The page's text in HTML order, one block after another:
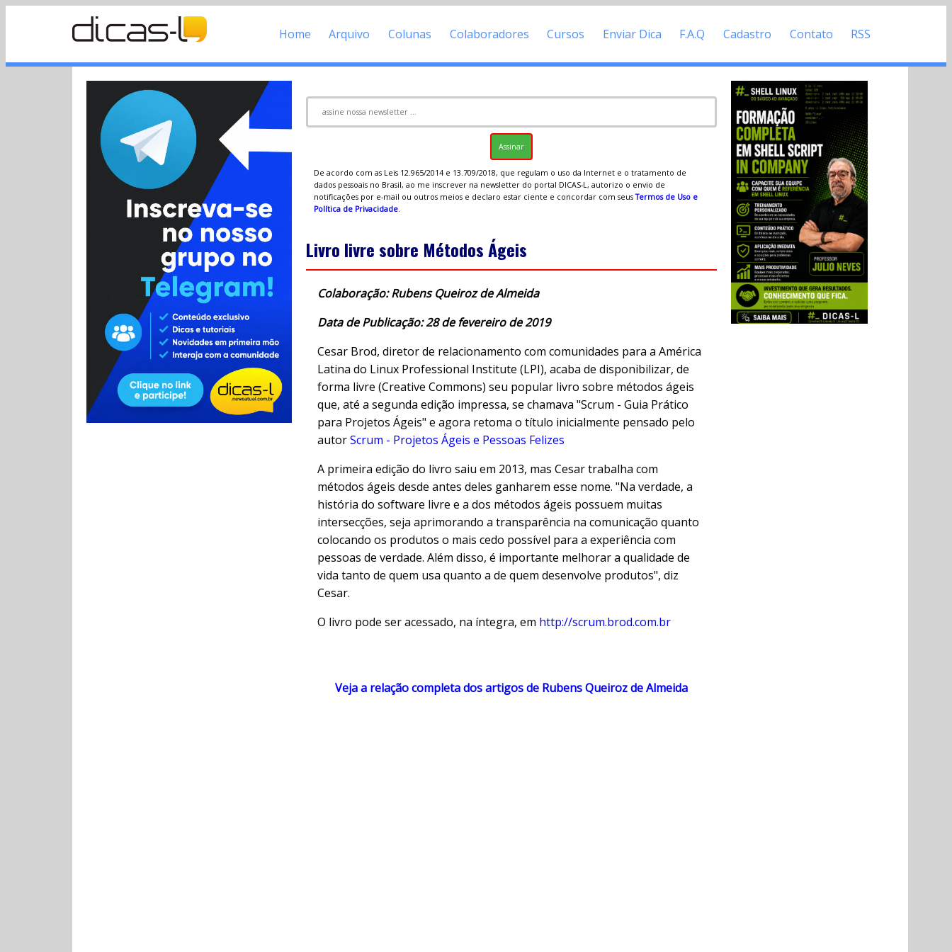
Home Arquivo Colunas Colaboradores Cursos Enviar Dica F.A.Q Cadastro Contato RSS
De acordo com as Leis 12.965/2014 e 13.709/2018, que regulam o uso da Internet e o tratamento de
dados pessoais no Brasil, ao me inscrever na newsletter do portal DICAS-L, autorizo o envio de
notificações por e-mail ou outros meios e declaro estar ciente e concordar com seusTermos de Uso e
Política de Privacidade.
Livro livre sobre Métodos Ágeis
Colaboração: Rubens Queiroz de Almeida
Data de Publicação: 28 de fevereiro de 2019
Cesar Brod, diretor de relacionamento com comunidades para a América
Latina do Linux Professional Institute (LPI), acaba de disponibilizar, de
forma livre (Creative Commons) seu popular livro sobre métodos ágeis
que, até a segunda edição impressa, se chamava "Scrum - Guia Prático
para Projetos Ágeis" e agora retoma o título inicialmente pensado pelo
autorScrum - Projetos Ágeis e Pessoas Felizes
A primeira edição do livro saiu em 2013, mas Cesar trabalha com
métodos ágeis desde antes deles ganharem esse nome. "Na verdade, a
história do software livre e a dos métodos ágeis possuem muitas
intersecções, seja aprimorando a transparência na comunicação quanto
colocando os produtos o mais cedo possível para a experiência com
pessoas de verdade. Além disso, é importante melhorar a qualidade de
vida tanto de quem usa quanto a de quem desenvolve produtos", diz
Cesar.
O livro pode ser acessado, na íntegra, em http://scrum.brod.com.br
Veja a relação completa dos artigos de Rubens Queiroz de Almeida